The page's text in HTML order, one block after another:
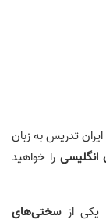
تدریس به زبان
انگلیسی را خواهید
یکی از سختی‌های